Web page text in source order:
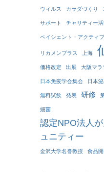
ウィルス カラダづくり
サポート チャリティー
ペイシェント・アクティ
リカメンプラス 上海
価格改定 出展 大阪マラ
日本免疫学会集会 日本
無料試飲 発表 研修
細菌
認定NPO法人
ュニティー
金沢大学名誉教授 食品